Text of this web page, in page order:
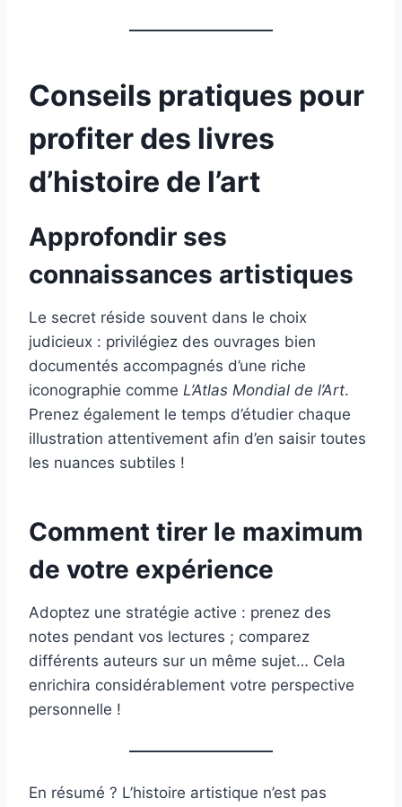
Conseils pratiques pour
profiter des livres
d’histoire de l’art
Approfondir ses
connaissances artistiques
Le secret réside souvent dans le choix
judicieux : privilégiez des ouvrages bien
documentés accompagnés d’une riche
iconographie comme L’Atlas Mondial de l’Art.
Prenez également le temps d’étudier chaque
illustration attentivement afin d’en saisir toutes
les nuances subtiles !
Comment tirer le maximum
de votre expérience
Adoptez une stratégie active : prenez des
notes pendant vos lectures ; comparez
différents auteurs sur un même sujet… Cela
enrichira considérablement votre perspective
personnelle !
En résumé ? L’histoire artistique n’est pas